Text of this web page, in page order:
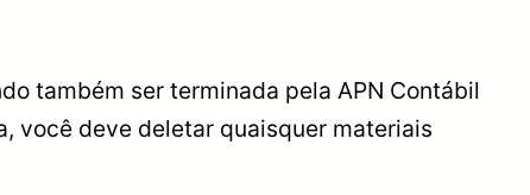
também ser terminada pela APN Contábil
você deve deletar quaisquer materiais